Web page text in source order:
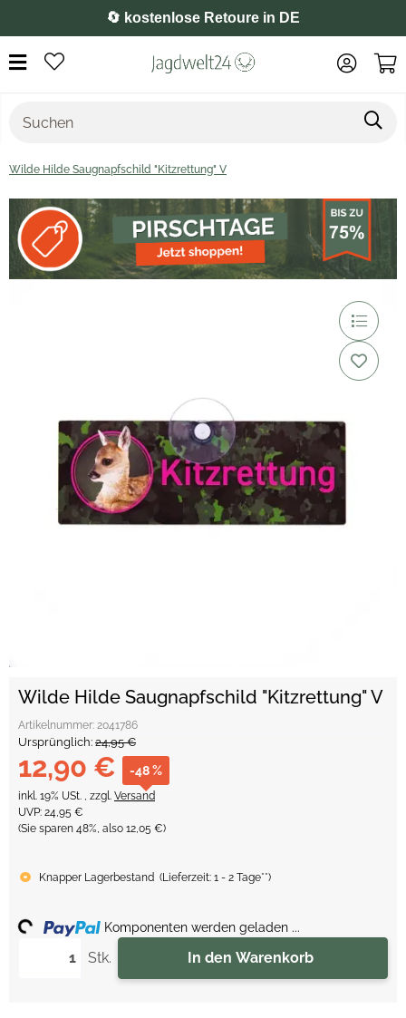
⭐️ 4,8 auf Google
Wilde Hilde Saugnapfschild "Kitzrettung" V
Wilde Hilde Saugnapfschild "Kitzrettung" V
Artikelnummer: 2041786
Ursprünglich: 24,95 €
12,90 € -48 %
inkl. 19% USt. , zzgl. Versand
UVP: 24,95 €
(Sie sparen 48%, also 12,05 €)
Knapper Lagerbestand (Lieferzeit: 1 - 2 Tage**)
Stk. In den Warenkorb
Komponenten werden geladen ...